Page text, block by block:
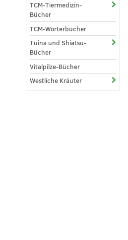
TCM-Tiermedizin-
Bücher
TCM-Wörterbücher
Tuina und Shiatsu-
Bücher
Vitalpilze-Bücher
Westliche Kräuter